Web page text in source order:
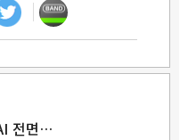
전면…